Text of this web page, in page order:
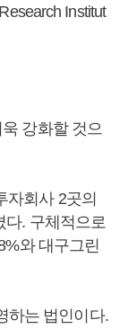
Institut
강화할 것으
자회사 2곳의
다. 구체적으로
와 대구그린
하는 법인이다.